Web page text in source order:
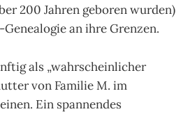
200 Jahren geboren wurden)
an ihre Grenzen.
als „wahrscheinlicher
von Familie M. im
Ein spannendes